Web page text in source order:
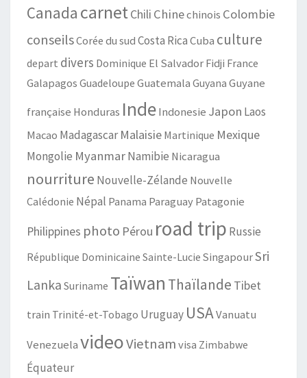
Canada carnetChili Chinechinois Colombie
conseilsCorée du sud Costa RicaCuba culture
depart divers Dominique El SalvadorFidji France
Galapagos Guadeloupe Guatemala Guyana Guyane
française Honduras IndeIndonesie Japon Laos
Macao Madagascar Malaisie Martinique Mexique
Mongolie MyanmarNamibie Nicaragua
nourriture Nouvelle-Zélande Nouvelle
Calédonie Népal Panama Paraguay Patagonie
Philippines photo Pérou road trip Russie
République Dominicaine Sainte-Lucie SingapourSri
Lanka Suriname Taïwan Thaïlande Tibet
train Trinité-et-Tobago Uruguay USAVanuatu
VenezuelavideoVietnamvisa Zimbabwe
Équateur